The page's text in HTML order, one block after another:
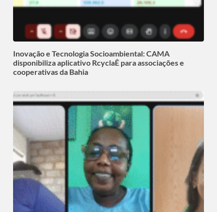
Inovação e Tecnologia Socioambiental: CAMA
disponibiliza aplicativo RcyclaÊ para associações e
cooperativas da Bahia